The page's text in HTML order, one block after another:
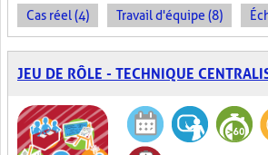
Cas réel (4) Travail d'équipe (8)
JEU DE RÔLE - TECHNIQUE